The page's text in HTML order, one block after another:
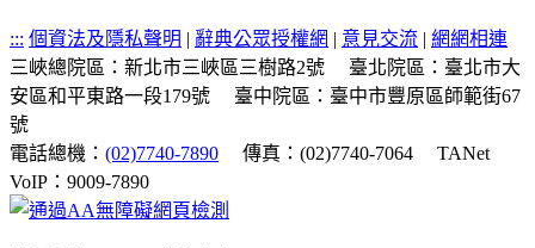
::: 個資法及隱私聲明 | 辭典公眾授權網 | 意見交流 | 網網相連
三峽總院區：新北市三峽區三樹路2號
臺北院區：臺北市大
安區和平東路一段179號
臺中院區：臺中市豐原區師範街67
號
電話總機： (02)7740-7890 傳真：(02)7740-7064
TANet
VoIP：9009-7890